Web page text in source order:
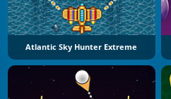
Atlantic Sky Hunter Extreme